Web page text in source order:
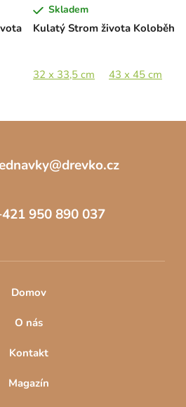
Kulatý Strom života Koloběh
Skladem
32 x 33,5 cm 43 x 45 cm
@drevko.cz
950 890 037
Domov
O nás
Kontakt
Magazín